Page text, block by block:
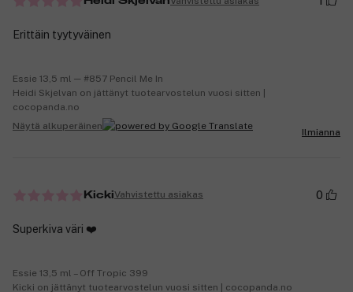
Erittäin tyytyväinen
Essie 13,5 ml ─ #857 Pencil Me In
Heidi Skjelvan on jättänyt tuotearvostelun vuosi sitten |
cocopanda.no
Näytä alkuperäinen
Ilmianna
KickiVahvistettu asiakas 0
Superkiva väri ❤️
Essie 13,5 ml – Off Tropic 399
Kicki on jättänyt tuotearvostelun vuosi sitten | cocopanda.no